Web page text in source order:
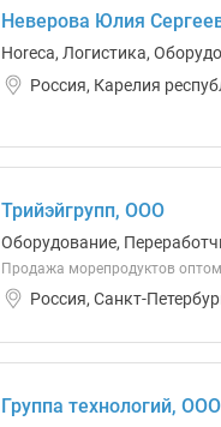
Неверова Юлия
Horeca, Логистика,
Россия, Карелия
Трийэйгрупп, ООО
Оборудование,
Продажа морепродуктов
Россия, Санкт-
Группа технологий, ООО